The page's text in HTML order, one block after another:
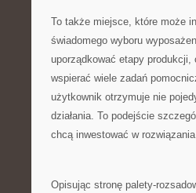
To także miejsce, które może
świadomego wyboru
uporządkować etapy
wspierać wiele zadań
użytkownik otrzymuje nie
działania. To podejście
chcą inwestować w
Opisując stronę palety-